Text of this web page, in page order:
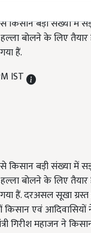
से किसान बड़ी संख्या
बोलने के लिए तैयार हैं.
हैं.
IST
से किसान बड़ी संख्या
बोलने के लिए तैयार हैं.
हैं. दरअसल सूखा
किसान एवं
गिरीश महाजन ने